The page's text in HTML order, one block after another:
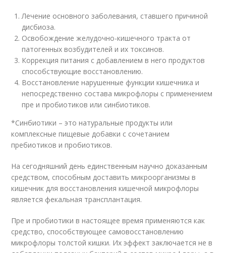
Лечение основного заболевания, ставшего причиной
дисбиоза.
Освобождение желудочно-кишечного тракта от
патогенных возбудителей и их токсинов.
Коррекция питания с добавлением в него продуктов
способствующие восстановлению.
Восстановление нарушенные функции кишечника и
непосредственно состава микрофлоры с применением
пре и пробиотиков или синбиотиков.
*Синбиотики – это натуральные продукты или
комплексные пищевые добавки с сочетанием
пребиотиков и пробиотиков.
На сегодняшний день единственным научно доказанным
средством, способным доставить микроорганизмы в
кишечник для восстановления кишечной микрофлоры
является фекальная трансплантация.
Пре и пробиотики в настоящее время применяются как
средство, способствующее самовосстановлению
микрофлоры толстой кишки. Их эффект заключается не в